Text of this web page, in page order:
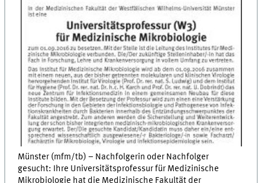
Münster (mfm/tb) – Nachfolgerin oder Nachfolger
gesucht: Ihre Universitätsprofessur für Medizinische
Mikrobiologie hat die Medizinische Fakultät der